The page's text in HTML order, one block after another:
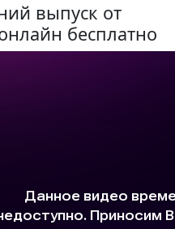
выпуск от
бесплатно